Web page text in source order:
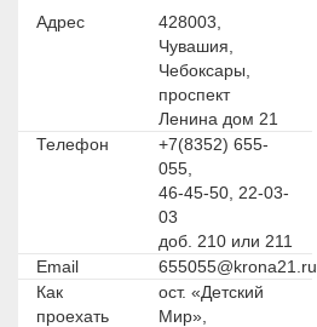
Адрес
428003,
Чувашия,
Чебоксары,
проспект
Ленина дом 21
Телефон
+7(8352) 655-
055,
46-45-50, 22-03-
03
доб. 210 или 211
Email
655055@krona21.ru
Как
проехать
ост. «Детский
Мир»,